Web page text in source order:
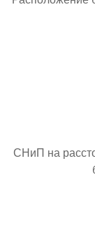
СНиП на